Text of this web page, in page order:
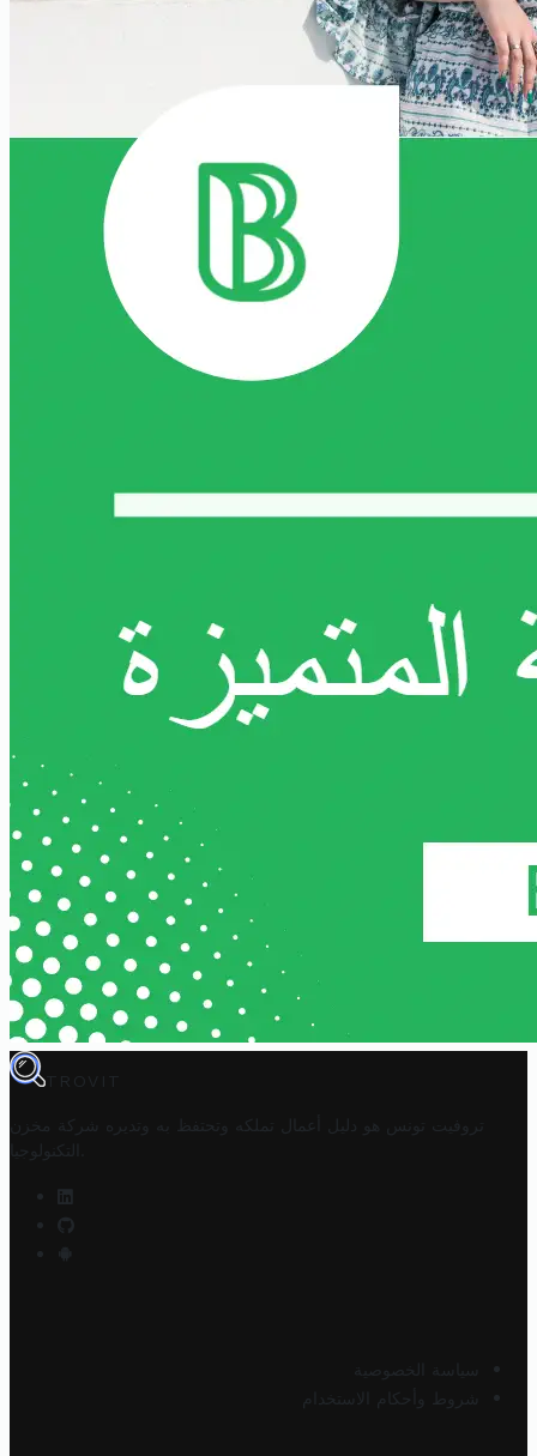
TROVIT
تروفيت تونس هو دليل أعمال تملكه وتحتفظ به وتديره
شركة مخزن
التكنولوجيا
سياسة الخصوصية
شروط وأحكام الاستخدام